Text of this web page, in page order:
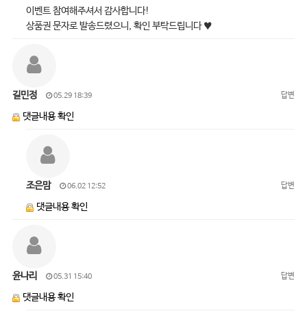
이벤트 참여해주셔서 감사합니다!
상품권 문자로 발송드렸으니, 확인 부탁드립니다 ♥
길민정 05.29 18:39 답변
댓글내용 확인
조은맘 06.02 12:52 답변
댓글내용 확인
윤나리 05.31 15:40 답변
댓글내용 확인